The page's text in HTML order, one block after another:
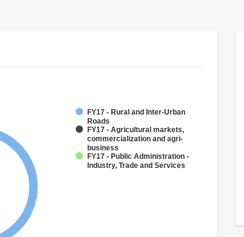
FY17 - Rural and Inter-Urban
Roads
FY17 - Agricultural markets,
commercialization and agri-
business
FY17 - Public Administration -
Industry, Trade and Services